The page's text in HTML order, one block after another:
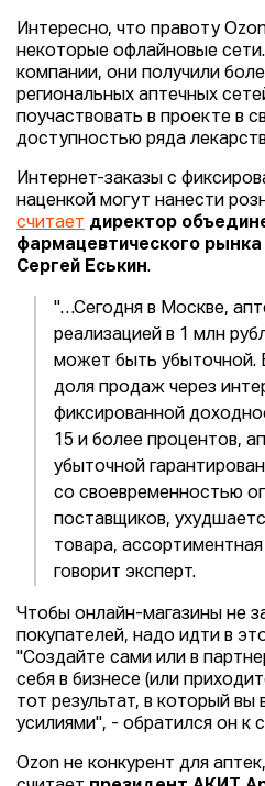
Интересно, что правоту
некоторые офлайновые
компании, они получили
региональных аптечных
поучаствовать в проекте в
доступностью ряда
Интернет-заказы с
наценкой могут нанести
считает директор
фармацевтического
Сергей Еськин.
"…Сегодня в Москве,
реализацией в 1 млн
может быть убыточной.
доля продаж через
фиксированной
15 и более процентов,
убыточной
со своевременностью
поставщиков,
товара,
говорит эксперт.
Чтобы онлайн-магазины не
покупателей, надо идти в
"Создайте сами или в
себя в бизнесе (или
тот результат, в который
усилиями", - обратился он к
Ozon не конкурент для